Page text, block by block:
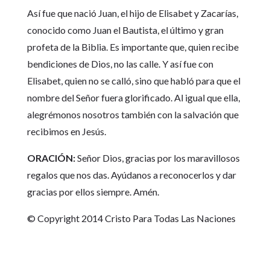
Así fue que nació Juan, el hijo de Elisabet y Zacarías,
conocido como Juan el Bautista, el último y gran
profeta de la Biblia. Es importante que, quien recibe
bendiciones de Dios, no las calle. Y así fue con
Elisabet, quien no se calló, sino que habló para que el
nombre del Señor fuera glorificado. Al igual que ella,
alegrémonos nosotros también con la salvación que
recibimos en Jesús.
ORACIÓN:Señor Dios, gracias por los maravillosos
regalos que nos das. Ayúdanos a reconocerlos y dar
gracias por ellos siempre. Amén.
© Copyright 2014 Cristo Para Todas Las Naciones